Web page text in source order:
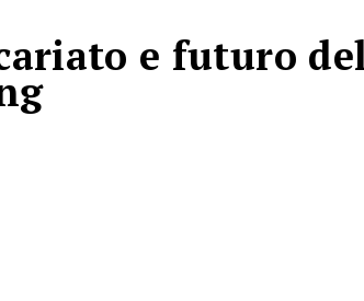
e futuro